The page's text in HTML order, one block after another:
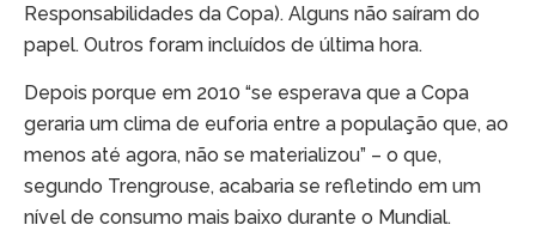
Responsabilidades da Copa). Alguns não saíram do
papel. Outros foram incluídos de última hora.
Depois porque em 2010 “se esperava que a Copa
geraria um clima de euforia entre a população que, ao
menos até agora, não se materializou” – o que,
segundo Trengrouse, acabaria se refletindo em um
nível de consumo mais baixo durante o Mundial.